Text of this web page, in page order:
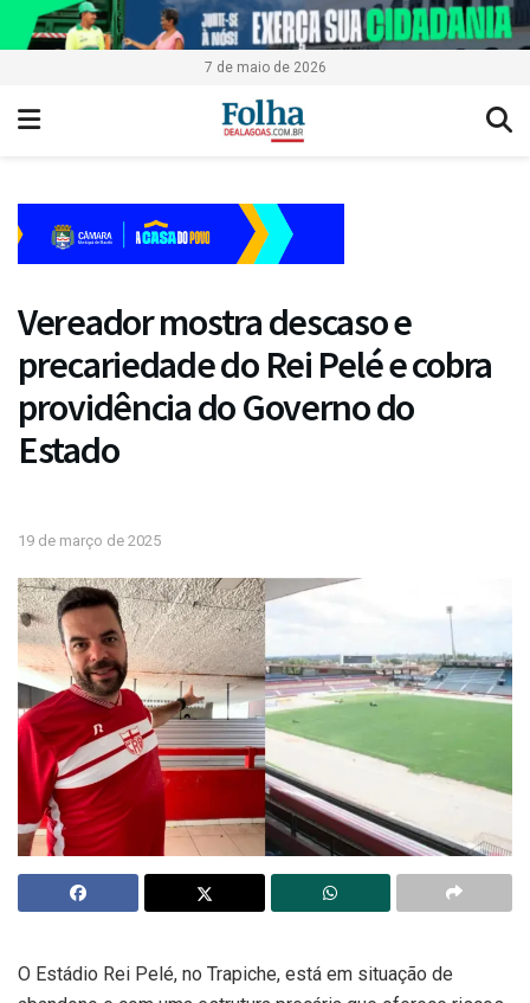
7 de maio de 2026
Vereador mostra descaso e
precariedade do Rei Pelé e cobra
providência do Governo do
Estado
19 de março de 2025
O Estádio Rei Pelé, no Trapiche, está em situação de